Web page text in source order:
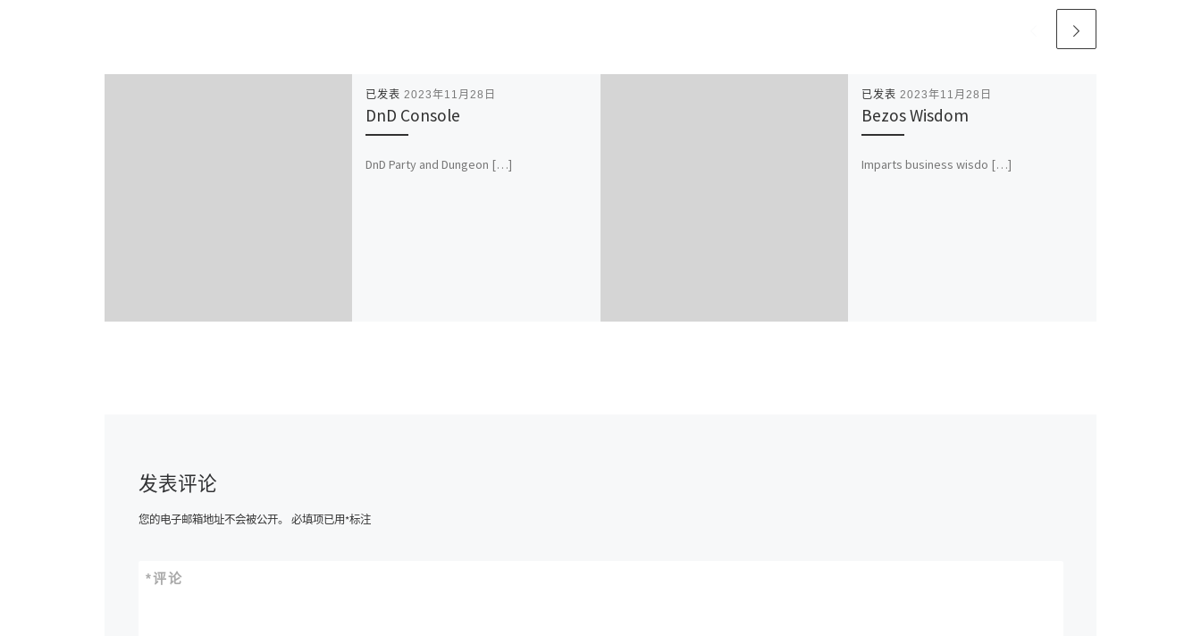
已发表 2023年11月28日
DnD Console
DnD Party and Dungeon […]
已发表 2023年11月28日
Bezos Wisdom
Imparts business wisdo […]
发表评论
您的电子邮箱地址不会被公开。 必填项已用*标注
评论
*